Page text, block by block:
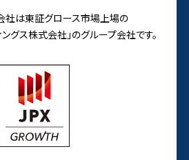
社は東証グロース市場上場の
ングス株式会社」のグループ会社です。